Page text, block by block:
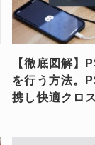
【徹底図解】
を行う方法。
携し快適クロ